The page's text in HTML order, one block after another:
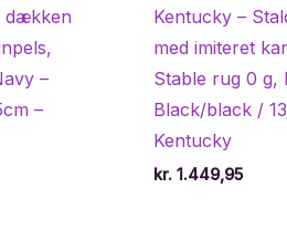
dækken
–
–
Kentucky –
med imiteret
Stable rug 0 g,
Black/black /
Kentucky
kr. 1.449,95